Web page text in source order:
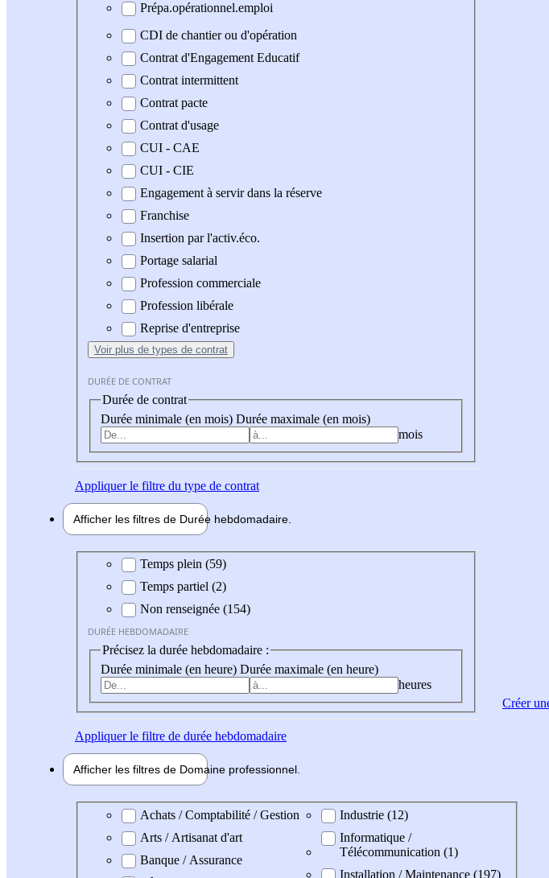
Prépa.opérationnel.emploi
CDI de chantier ou d'opération
Contrat d'Engagement Educatif
Contrat intermittent
Contrat pacte
Contrat d'usage
CUI - CAE
CUI - CIE
Engagement à servir dans la réserve
Franchise
Insertion par l'activ.éco.
Portage salarial
Profession commerciale
Profession libérale
Reprise d'entreprise
Voir plus de types de contrat
DURÉE DE CONTRAT
Durée de contrat
Durée minimale (en mois) Durée maximale (en mois)
mois
Appliquerle filtre du type de contrat
Afficher les filtres de Durée hebdomadaire
Durée hebdomadaire
Temps plein (59)
Temps partiel (2)
Non renseignée (154)
DURÉE HEBDOMADAIRE
Précisez la durée hebdomadaire :
Durée minimale (en heure) Durée maximale (en heure)
heures
Appliquerle filtre de durée hebdomadaire
Afficher les filtres de Domaine professionnel
Domaine professionel
Achats / Comptabilité / Gestion
Arts / Artisanat d'art
Banque / Assurance
Industrie (12)
Informatique /
Télécommunication (1)
Installation / Maintenance (197)
Créer